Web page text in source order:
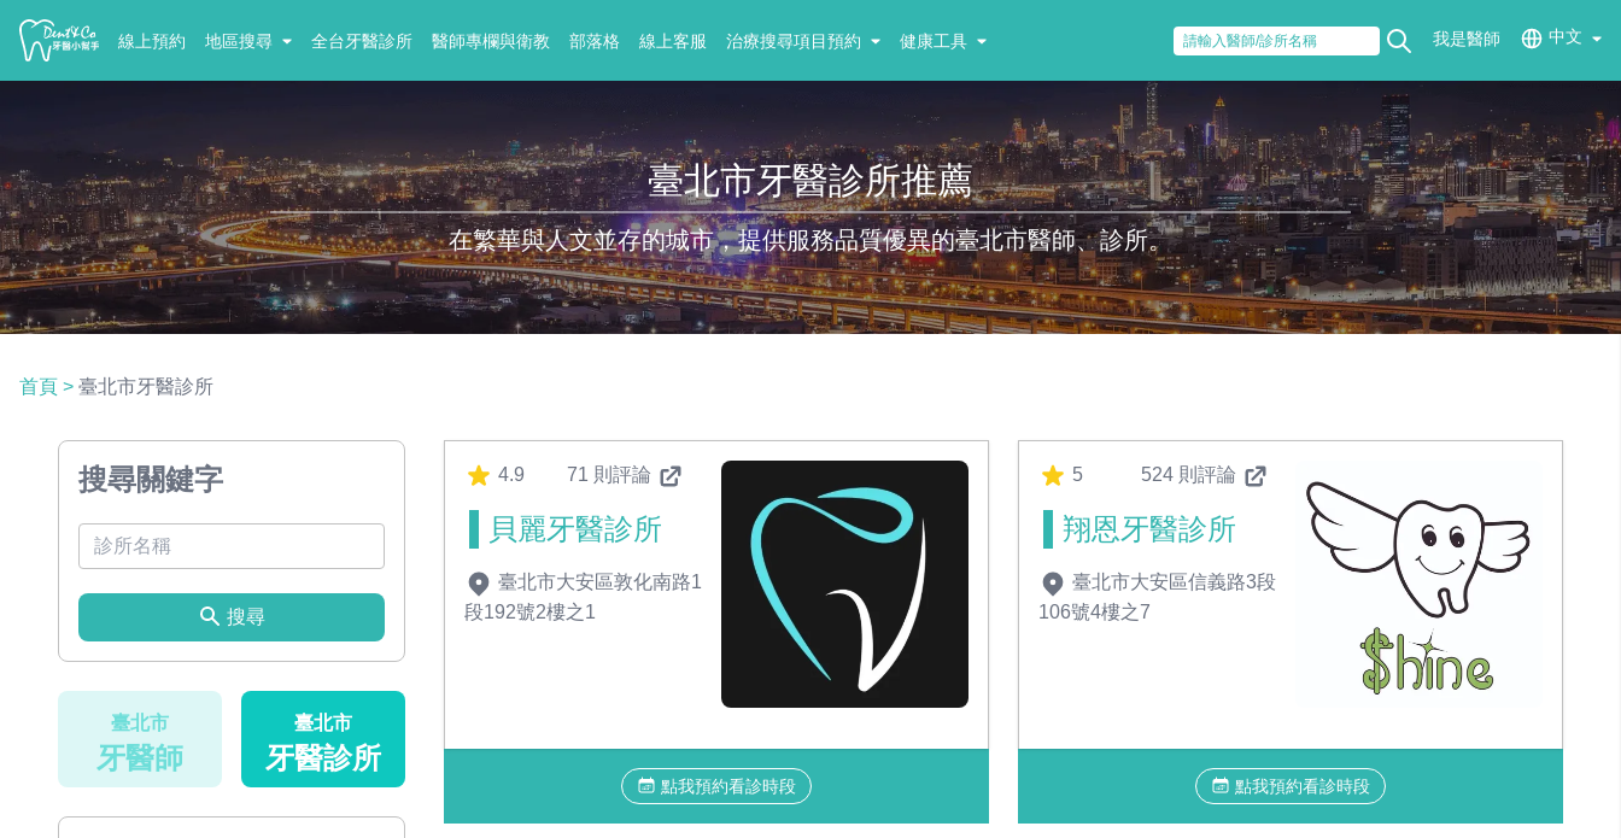
線上預約 地區搜尋 全台牙醫診所 醫師專欄與衛教 部落格 線上客服 治療搜尋項目預約 健康工具 我是醫師 中文
臺北市牙醫診所推薦
在繁華與人文並存的城市，提供服務品質優異的臺北市醫師、診所。
首頁 > 臺北市牙醫診所
搜尋關鍵字
搜尋
臺北市
牙醫師
臺北市
牙醫診所
4.9 71 則評論
貝麗牙醫診所
臺北市大安區敦化南路1
段192號2樓之1
點我預約看診時段
5 524 則評論
翔恩牙醫診所
臺北市大安區信義路3段
106號4樓之7
點我預約看診時段